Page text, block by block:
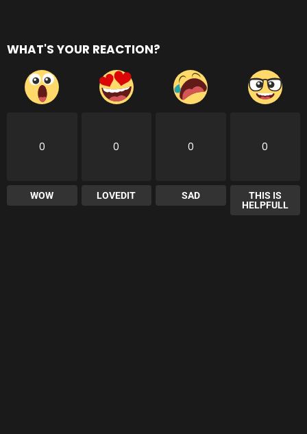
WHAT'S YOUR REACTION?
0
WOW
0
LOVEDIT
0
SAD
0
THIS IS
HELPFULL